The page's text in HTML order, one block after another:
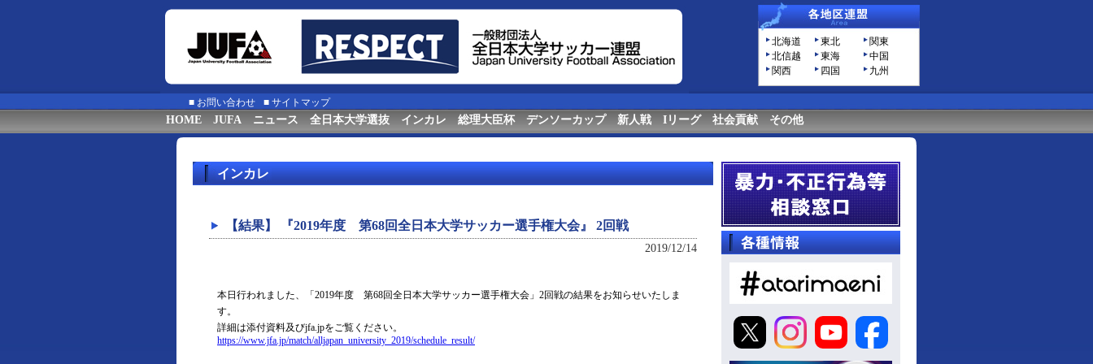
北海道 東北
関東
北信越
東海
中国
関西
四国 九州
■ お問い合わせ ■ サイトマップ
HOME JUFA ニュース 全日本大学選抜 インカレ 総理大臣杯 デンソーカップ 新人戦 Iリーグ 社会貢献 その他
インカレ
【結果】 『2019年度 第68回全日本大学サッカー選手権大会』 2回戦
2019/12/14
本日行われました、「2019年度 第68回全日本大学サッカー選手権大会」2回戦の結果をお知らせいたしま
す。
詳細は添付資料及びjfa.jpをご覧ください。
https://www.jfa.jp/match/alljapan_university_2019/schedule_result/